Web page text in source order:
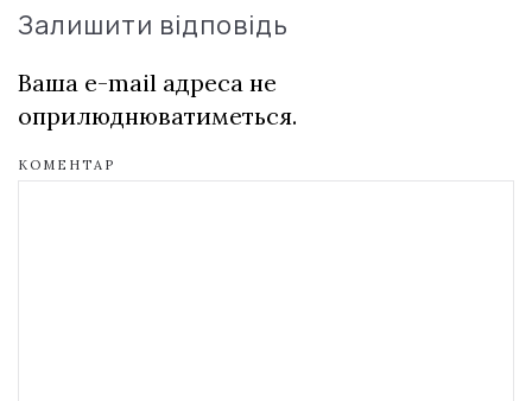
Залишити відповідь
Ваша e-mail адреса не
оприлюднюватиметься.
КОМЕНТАР